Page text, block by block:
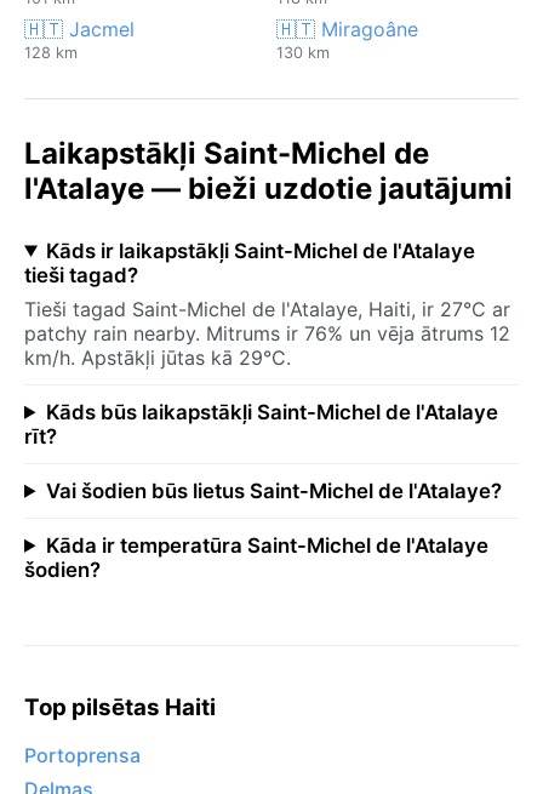
🇭🇹 Jacmel
128 km
🇭🇹 Miragoâne
130 km
Laikapstākļi Saint-Michel de
l'Atalaye — bieži uzdotie jautājumi
Kāds ir laikapstākļi Saint-Michel de l'Atalaye
tieši tagad?
Tieši tagad Saint-Michel de l'Atalaye, Haiti, ir 27°C ar
patchy rain nearby. Mitrums ir 76% un vēja ātrums 12
km/h. Apstākļi jūtas kā 29°C.
Kāds būs laikapstākļi Saint-Michel de l'Atalaye
rīt?
Vai šodien būs lietus Saint-Michel de l'Atalaye?
Kāda ir temperatūra Saint-Michel de l'Atalaye
šodien?
Top pilsētas Haiti
Portoprensa